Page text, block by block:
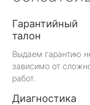
Гарантийный
талон
Выдаем гарантию
зависимо от
работ.
Диагностика